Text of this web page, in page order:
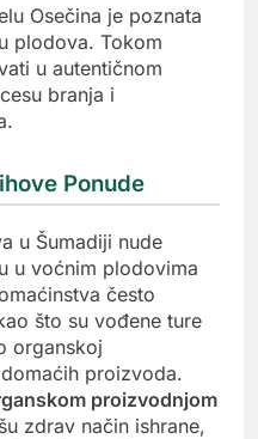
Osečina je poznata
plodova. Tokom
u autentičnom
branja i
Ponude
u Šumadiji nude
u voćnim plodovima
često
što su vođene ture
organskoj
proizvoda.
proizvodnjom
zdrav način ishrane,